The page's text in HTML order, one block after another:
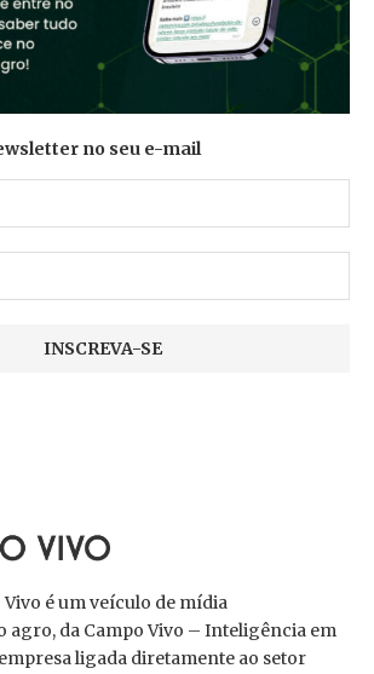
no seu e-mail
Vivo é um veículo de mídia
agro, da Campo Vivo – Inteligência em
ligada diretamente ao setor